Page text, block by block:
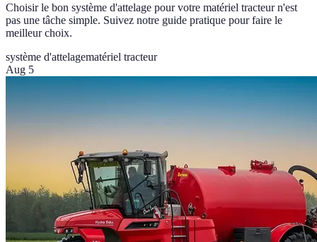
Choisir le bon système d'attelage pour votre matériel tracteur n'est
pas une tâche simple. Suivez notre guide pratique pour faire le
meilleur choix.
système d'attelagematériel tracteur
Aug 5